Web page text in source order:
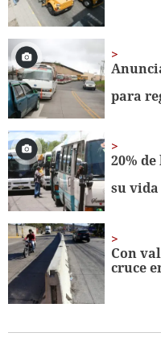
para
20%
su
Con
cruce